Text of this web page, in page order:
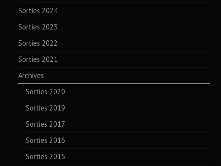
Sorties 2024
Sorties 2023
Sorties 2022
Sorties 2021
Archives
Sorties 2020
Sorties 2019
Sorties 2017
Sorties 2016
Sorties 2015